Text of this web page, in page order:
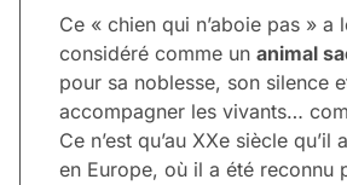
Ce « chien qui n’aboie pas » a
considéré comme un animal
pour sa noblesse, son silence
accompagner les vivants…
Ce n’est qu’au XXe siècle
en Europe, où il a été reconnu